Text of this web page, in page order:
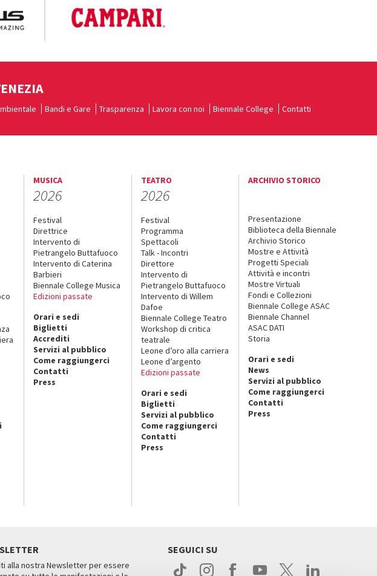
Bandi e Gare Trasparenza Lavora con noi Biennale College Contatti
MUSICA
2026
Festival
Direttrice
Intervento di
Pietrangelo Buttafuoco
Intervento di Caterina
Barbieri
Biennale College Musica
Edizioni passate
Orari e sedi
Biglietti
Accrediti
Servizi al pubblico
Come raggiungerci
Contatti
Press
TEATRO
2026
Festival
Programma
Spettacoli
Talk - Incontri
Direttore
Intervento di
Pietrangelo Buttafuoco
Intervento di Willem
Dafoe
Biennale College Teatro
Workshop di critica
teatrale
Leone d’oro alla carriera
Leone d’argento
Edizioni passate
Orari e sedi
Biglietti
Servizi al pubblico
Come raggiungerci
Contatti
Press
ARCHIVIO STORICO
Presentazione
Biblioteca della Biennale
Archivio Storico
Mostre e Attività
Progetti Speciali
Attività e incontri
Mostre Virtuali
Fondi e Collezioni
Biennale College ASAC
Biennale Channel
ASAC DATI
Storia
Orari e sedi
News
Servizi al pubblico
Come raggiungerci
Contatti
Press
alla nostra Newsletter per essere
SEGUICI SU